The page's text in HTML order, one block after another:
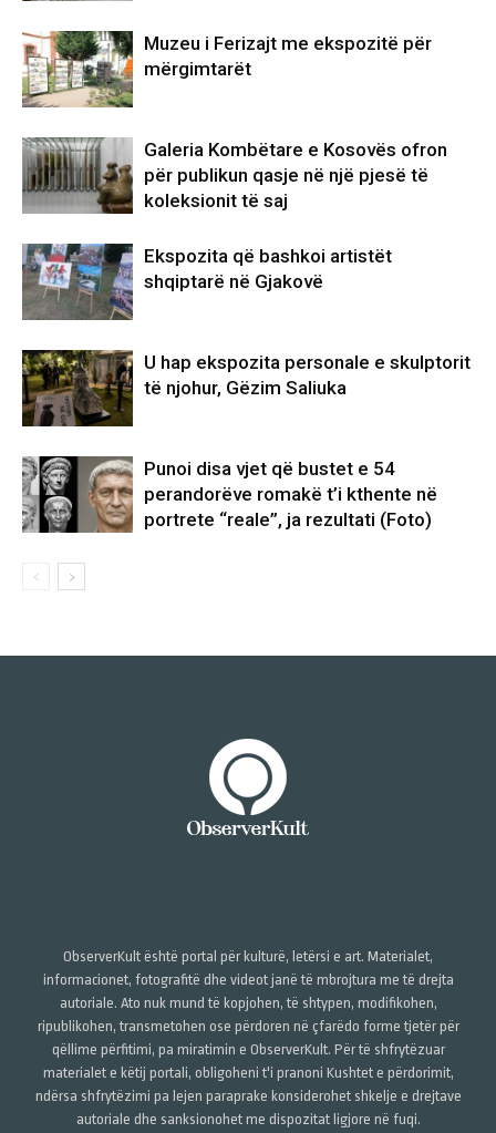
Muzeu i Ferizajt me ekspozitë për
mërgimtarët
Galeria Kombëtare e Kosovës ofron
për publikun qasje në një pjesë të
koleksionit të saj
Ekspozita që bashkoi artistët
shqiptarë në Gjakovë
U hap ekspozita personale e skulptorit
të njohur, Gëzim Saliuka
Punoi disa vjet që bustet e 54
perandorëve romakë t’i kthente në
portrete “reale”, ja rezultati (Foto)
ObserverKult është portal për kulturë, letërsi e art. Materialet,
informacionet, fotografitë dhe videot janë të mbrojtura me të drejta
autoriale. Ato nuk mund të kopjohen, të shtypen, modifikohen,
ripublikohen, transmetohen ose përdoren në çfarëdo forme tjetër për
qëllime përfitimi, pa miratimin e ObserverKult. Për të shfrytëzuar
materialet e këtij portali, obligoheni t'i pranoni Kushtet e përdorimit,
ndërsa shfrytëzimi pa lejen paraprake konsiderohet shkelje e drejtave
autoriale dhe sanksionohet me dispozitat ligjore në fuqi.